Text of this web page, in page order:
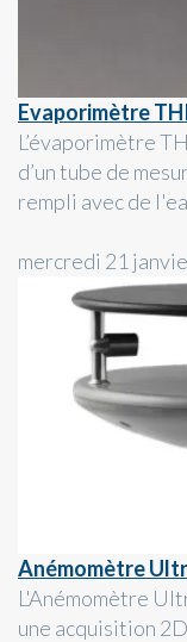
Evaporimètre
L’évaporimètre
d’un tube de
rempli avec de
mercredi 21
Anémomètre
L'Anémomètre
une acquisition